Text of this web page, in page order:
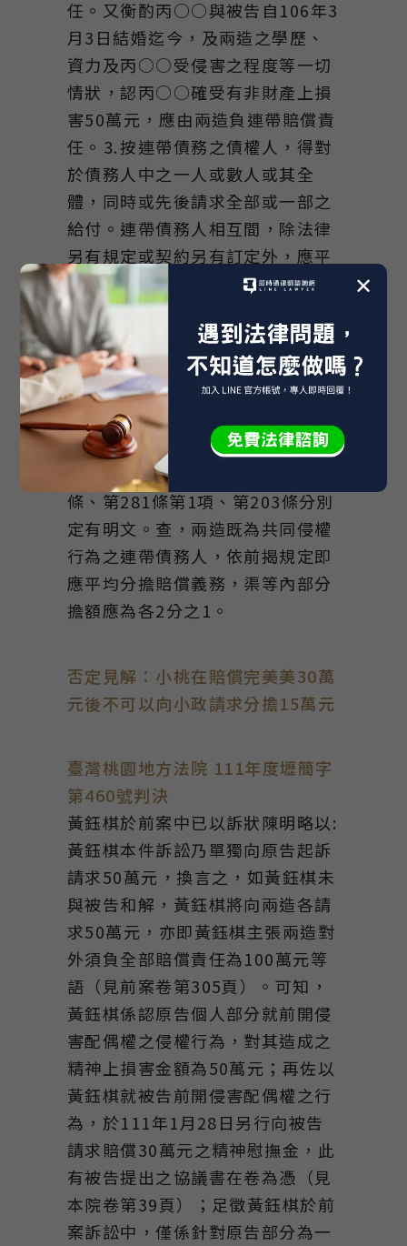
✕
任。又衡酌丙○○與被告自106年3
月3日結婚迄今，及兩造之學歷、
資力及丙○○受侵害之程度等一切
情狀，認丙○○確受有非財產上損
害50萬元，應由兩造負連帶賠償責
任。⒊按連帶債務之債權人，得對
於債務人中之一人或數人或其全
體，同時或先後請求全部或一部之
給付。連帶債務人相互間，除法律
另有規定或契約另有訂定外，應平
均分擔義務。連帶債務人中之一
人，因清償、代物清償、提存、抵
銷或混同，致他債務人同免責任
者，得向他債務人請求償還各自分
擔之部分，並自免責時起之利息；
應付利息之債務，其利率未經約
定，亦無法律可據者，週年利率為
5%。民法第273條第1項、第280
條、第281條第1項、第203條分別
定有明文。查，兩造既為共同侵權
行為之連帶債務人，依前揭規定即
應平均分擔賠償義務，渠等內部分
擔額應為各2分之1。
否定見解：小桃在賠償完美美30萬
元後不可以向小政請求分擔15萬元
臺灣桃園地方法院 111年度壢簡字
第460號判決
黃鈺棋於前案中已以訴狀陳明略以:
黃鈺棋本件訴訟乃單獨向原告起訴
請求50萬元，換言之，如黃鈺棋未
與被告和解，黃鈺棋將向兩造各請
求50萬元，亦即黃鈺棋主張兩造對
外須負全部賠償責任為100萬元等
語（見前案卷第305頁）。可知，
黃鈺棋係認原告個人部分就前開侵
害配偶權之侵權行為，對其造成之
精神上損害金額為50萬元；再佐以
黃鈺棋就被告前開侵害配偶權之行
為，於111年1月28日另行向被告
請求賠償30萬元之精神慰撫金，此
有被告提出之協議書在卷為憑（見
本院卷第39頁）；足徵黃鈺棋於前
案訴訟中，僅係針對原告部分為一